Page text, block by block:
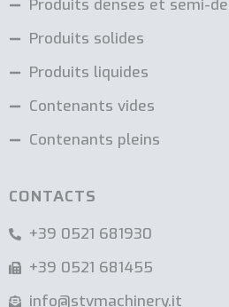
Produits denses et semi-
Produits solides
Produits liquides
Contenants vides
Contenants pleins
CONTACTS
+39 0521 681930
+39 0521 681455
info@stvmachinery.it